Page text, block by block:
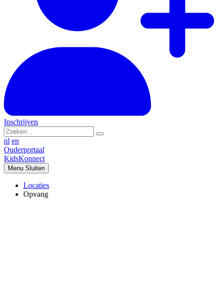
Inschrijven
nl en
Ouderportaal
KidsKonnect
Menu Sluiten
Locaties
Opvang